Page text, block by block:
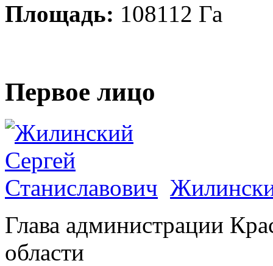
Площадь: 108112 Га
Первое лицо
Глава администрации
области